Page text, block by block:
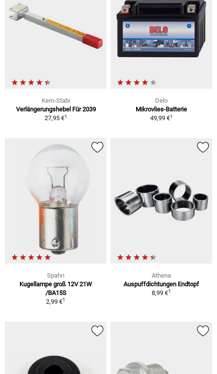
Kern-Stabi
Verlängerungshebel Für 2039
27,95 €1
Delo
Mikrovlies-Batterie
49,99 €1
Spahn
Kugellampe groß 12V 21W
/BA15S
2,99 €1
Athena
Auspuffdichtungen Endtopf
8,99 €1